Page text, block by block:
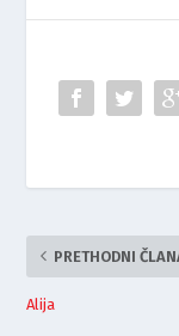
PRETHODNI
Alija